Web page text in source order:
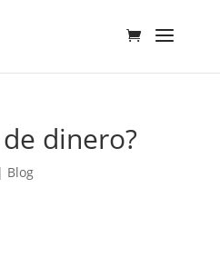
dinero?
| Blog